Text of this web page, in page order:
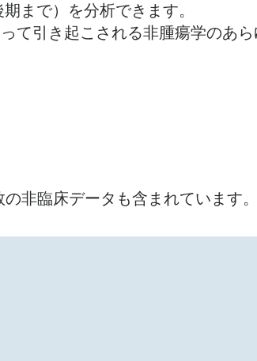
まで）を分析できます。
て引き起こされる非腫瘍学のあ
非臨床データも含まれています。